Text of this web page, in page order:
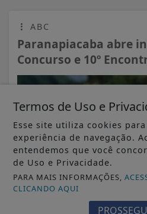
ABC
Paranapiacaba abre
Concurso e 10º
Termos de Uso e
Esse site utiliza cookies
experiência de navegação.
entendemos que você
de Uso e Privacidade.
PARA MAIS INFORMAÇÕES,
CLICANDO AQUI